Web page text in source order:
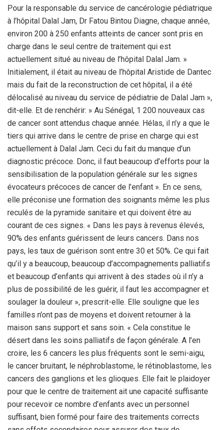
Pour la responsable du service de cancérologie pédiatrique
à l’hôpital Dalal Jam, Dr Fatou Bintou Diagne, chaque année,
environ 200 à 250 enfants atteints de cancer sont pris en
charge dans le seul centre de traitement qui est
actuellement situé au niveau de l’hôpital Dalal Jam. »
Initialement, il était au niveau de l’hôpital Aristide de Dantec
mais du fait de la reconstruction de cet hôpital, il a été
délocalisé au niveau du service de pédiatrie de Dalal Jam »,
dit-elle. Et de renchérir: » Au Sénégal, 1 200 nouveaux cas
de cancer sont attendus chaque année. Hélas, il n’y a que le
tiers qui arrive dans le centre de prise en charge qui est
actuellement à Dalal Jam. Ceci du fait du manque d’un
diagnostic précoce. Donc, il faut beaucoup d’efforts pour la
sensibilisation de la population générale sur les signes
évocateurs précoces de cancer de l’enfant ». En ce sens,
elle préconise une formation des soignants même les plus
reculés de la pyramide sanitaire et qui doivent être au
courant de ces signes. « Dans les pays à revenus élevés,
90% des enfants guérissent de leurs cancers. Dans nos
pays, les taux de guérison sont entre 30 et 50%. Ce qui fait
qu’il y a beaucoup, beaucoup d’accompagnements palliatifs
et beaucoup d’enfants qui arrivent à des stades où il n’y a
plus de possibilité de les guérir, il faut les accompagner et
soulager la douleur », prescrit-elle. Elle souligne que les
familles n’ont pas de moyens et doivent retourner à la
maison sans support et sans soin. « Cela constitue le
désert dans les soins palliatifs de façon générale. A l’en
croire, les 6 cancers les plus fréquents sont le semi-aigu,
le cancer bruitant, le néphroblastome, le rétinoblastome, les
cancers des ganglions et les glioques. Elle fait le plaidoyer
pour que le centre de traitement ait une capacité suffisante
pour recevoir ce nombre d’enfants avec un personnel
suffisant, bien formé pour faire des traitements corrects